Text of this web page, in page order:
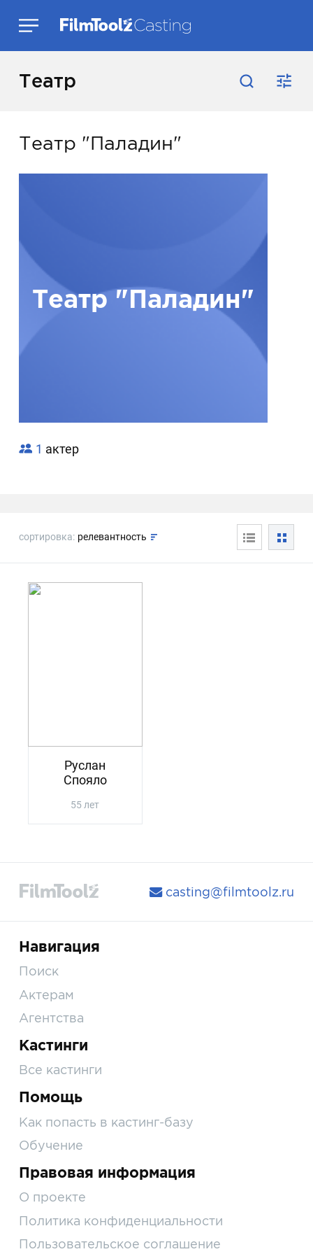
Театр
Театр "Паладин"
Театр "Паладин"
1 актер
сортировка: релевантность
Руслан
Спояло
55 лет
casting@filmtoolz.ru
Навигация
Поиск
Актерам
Агентства
Кастинги
Все кастинги
Помощь
Как попасть в кастинг-базу
Обучение
Правовая информация
О проекте
Политика конфиденциальности
Пользовательское соглашение